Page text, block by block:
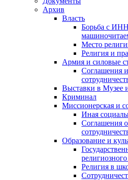
Архив
Власть
Борьба с
Место
Религия и
Армия и силовые
Соглашения
Выставки в Музее
Криминал
Миссионерская и
Иная
Соглашения
Образование и
Религия в